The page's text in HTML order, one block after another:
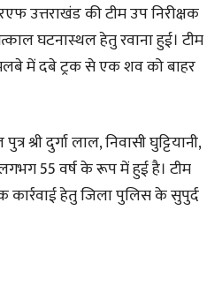
उत्तराखंड की टीम उप निरीक्षक
घटनास्थल हेतु रवाना हुई। टीम
में दबे ट्रक से एक शव को बाहर
श्री दुर्गा लाल, निवासी घुट्टियानी,
55 वर्ष के रूप में हुई है। टीम
कार्रवाई हेतु जिला पुलिस के सुपुर्द